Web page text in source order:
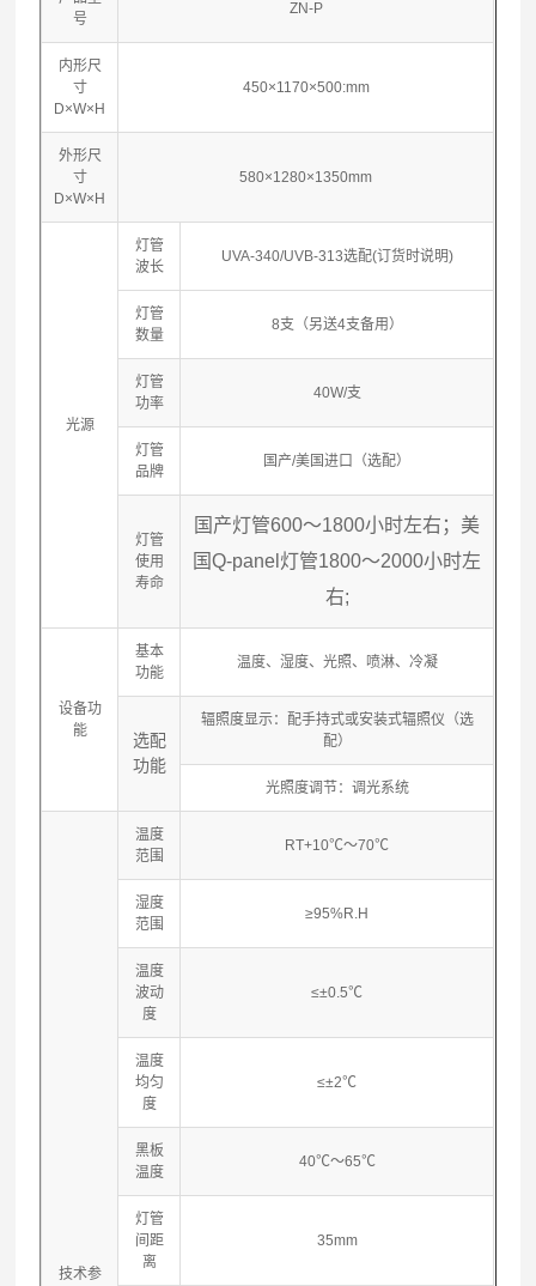
号
ZN-P
内形尺
寸
D×W×H
450×1170×500:mm
外形尺
寸
D×W×H
580×1280×1350mm
光源
灯管
波长
UVA-340/UVB-313选配(订货时说明)
灯管
数量
8支（另送4支备用）
灯管
功率
40W/支
灯管
品牌
国产/美国进口（选配）
灯管
使用
寿命
国产灯管600～1800小时左右； 美
国Q-panel灯管1800～2000小时左
右;
设备功
能
基本
功能
温度、湿度、光照、喷淋、冷凝
选配
功能
辐照度显示：配手持式或安装式辐照仪（选
配）
光照度调节：调光系统
技术参
温度
范围
RT+10℃～70℃
湿度
范围
≥95%R.H
温度
波动
度
≤±0.5℃
温度
均匀
度
≤±2℃
黑板
温度
40℃～65℃
灯管
间距
离
35mm